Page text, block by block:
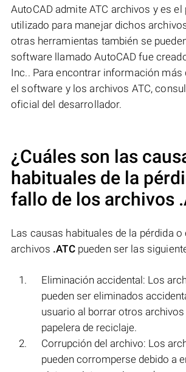
AutoCAD admite ATC archivos y es
utilizado para manejar dichos
otras herramientas también se
software llamado AutoCAD fue
Inc.. Para encontrar información más
el software y los archivos ATC,
oficial del desarrollador.
¿Cuáles son las
habituales de la
fallo de los archivos
Las causas habituales de la pérdida
archivos .ATCpueden ser las
Eliminación accidental: Los
pueden ser eliminados
usuario al borrar otros archivos
papelera de reciclaje.
Corrupción del archivo: Los
pueden corromperse debido a